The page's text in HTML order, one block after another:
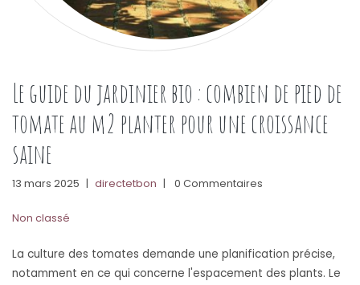
Le guide du jardinier bio : combien de pied de
tomate au m2 planter pour une croissance
saine
13 mars 2025 | directetbon | 0 Commentaires
Non classé
La culture des tomates demande une planification précise,
notamment en ce qui concerne l'espacement des plants. Le